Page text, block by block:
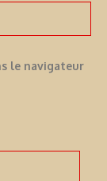
le navigateur